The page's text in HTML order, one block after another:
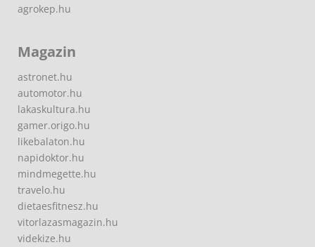
agrokep.hu
Magazin
astronet.hu
automotor.hu
lakaskultura.hu
gamer.origo.hu
likebalaton.hu
napidoktor.hu
mindmegette.hu
travelo.hu
dietaesfitnesz.hu
vitorlazasmagazin.hu
videkize.hu